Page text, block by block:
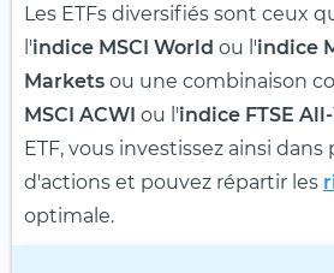
Les ETFs diversifiés sont ceux
l'indice MSCI World ou l'indice
Markets ou une combinaison
MSCI ACWI ou l'indice FTSE
ETF, vous investissez ainsi
d'actions et pouvez répartir les
optimale.